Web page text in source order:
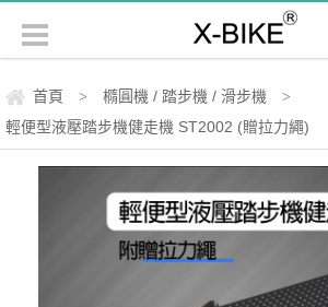
首頁 > 橢圓機 / 踏步機 / 滑步機 >
輕便型液壓踏步機健走機 ST2002 (贈拉力繩)